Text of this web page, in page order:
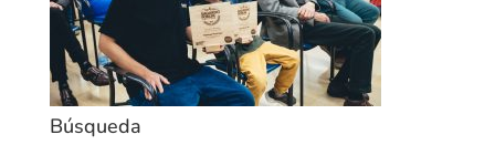
Búsqueda